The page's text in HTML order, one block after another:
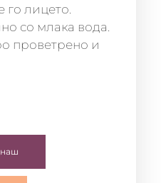
го лицето.
со млака вода.
проветрено и